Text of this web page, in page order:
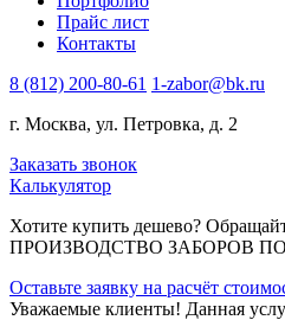
Прайс лист
Контакты
8 (812) 200-80-61 1-zabor@bk.ru
г. Москва, ул. Петровка, д. 2
Заказать звонок
Калькулятор
Хотите купить дешево?
ПРОИЗВОДСТВО ЗАБОРОВ
Оставьте заявку на расчёт
Уважаемые клиенты! Данная